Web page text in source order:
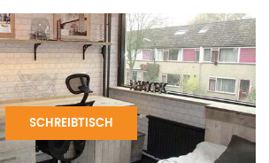
SCHREIBTISCH